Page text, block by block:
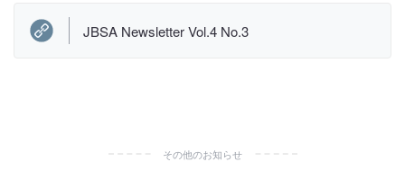
JBSA Newsletter Vol.4 No.3
その他のお知らせ